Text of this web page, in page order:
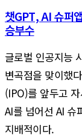
챗GPT, AI 슈퍼
승부수
글로벌 인공지능
변곡점을 맞이했
(IPO)를 앞두고
AI를 넘어선 AI 슈
지배적이다.